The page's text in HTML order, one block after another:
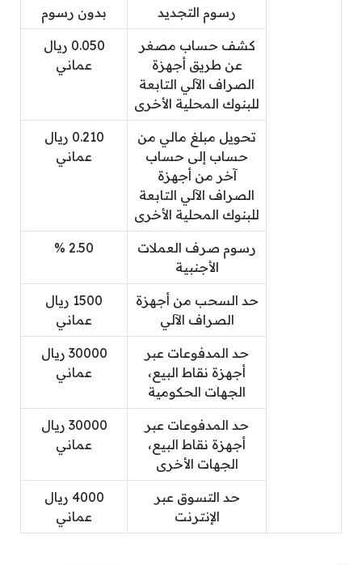
رسوم التجديد بدون رسوم
كشف حساب مصغر
عن طريق أجهزة
الصراف الآلي التابعة
للبنوك المحلية الأخرى
0.050 ريال
عماني
تحويل مبلغ مالي من
حساب إلى حساب
آخر من أجهزة
الصراف الآلي التابعة
للبنوك المحلية الأخرى
0.210 ريال
عماني
رسوم صرف العملات
الأجنبية
2.50 %
حد السحب من أجهزة
الصراف الآلي
15​00 ريال
عماني
حد المدفوعات عبر
أجهزة نقاط البيع،
الجهات الحكومية
30​​000 ريال
عماني
حد المدفوعات عبر
أجهزة نقاط البيع،
الجهات الأخرى
30000 ريال
عماني
حد التسوق عبر
الإنترنت
​4000 ريال
عماني